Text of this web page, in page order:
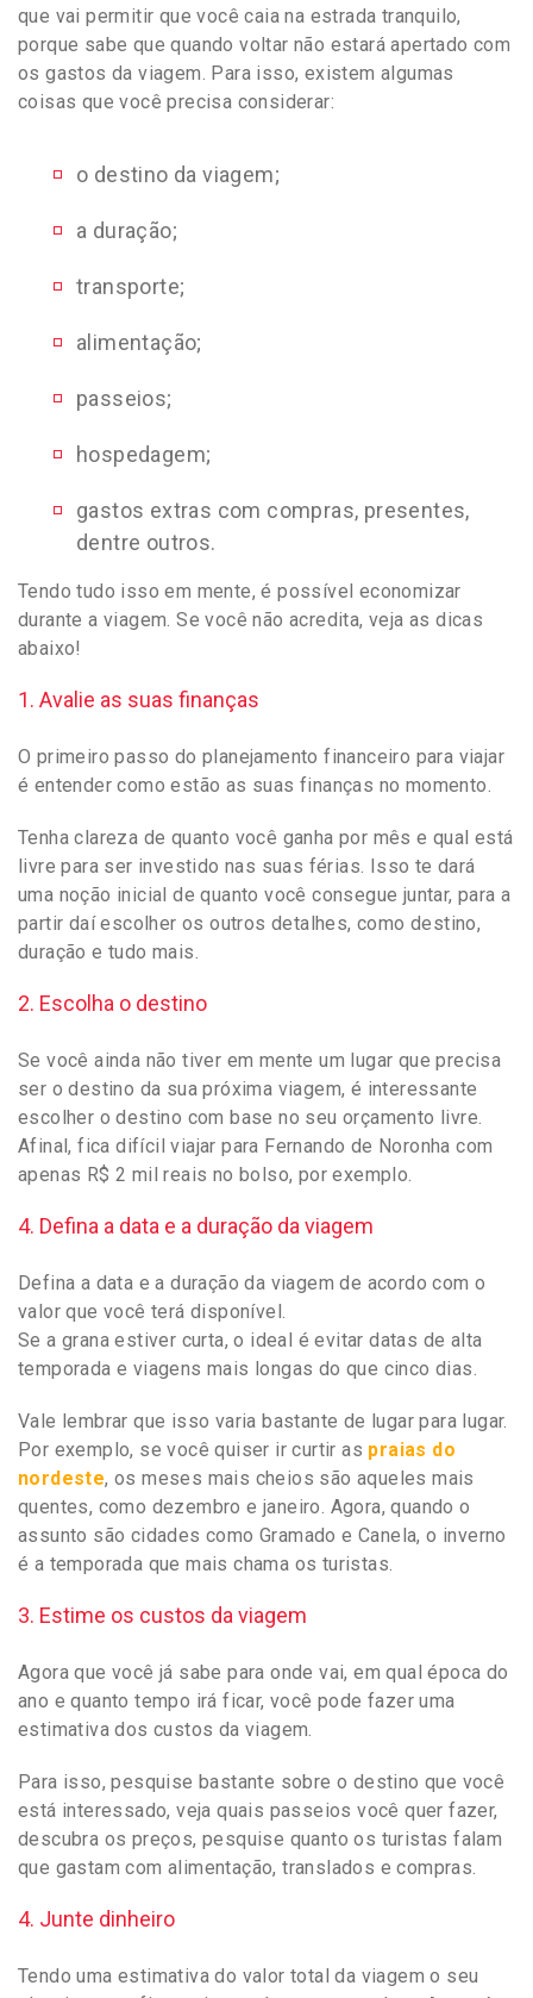
que vai permitir que você caia na estrada tranquilo,
porque sabe que quando voltar não estará apertado com
os gastos da viagem. Para isso, existem algumas
coisas que você precisa considerar:
o destino da viagem;
a duração;
transporte;
alimentação;
passeios;
hospedagem;
gastos extras com compras, presentes,
dentre outros.
Tendo tudo isso em mente, é possível economizar
durante a viagem. Se você não acredita, veja as dicas
abaixo!
1. Avalie as suas finanças
O primeiro passo do planejamento financeiro para viajar
é entender como estão as suas finanças no momento.
Tenha clareza de quanto você ganha por mês e qual está
livre para ser investido nas suas férias. Isso te dará
uma noção inicial de quanto você consegue juntar, para a
partir daí escolher os outros detalhes, como destino,
duração e tudo mais.
2. Escolha o destino
Se você ainda não tiver em mente um lugar que precisa
ser o destino da sua próxima viagem, é interessante
escolher o destino com base no seu orçamento livre.
Afinal, fica difícil viajar para Fernando de Noronha com
apenas R$ 2 mil reais no bolso, por exemplo.
4. Defina a data e a duração da viagem
Defina a data e a duração da viagem de acordo com o
valor que você terá disponível.
Se a grana estiver curta, o ideal é evitar datas de alta
temporada e viagens mais longas do que cinco dias.
Vale lembrar que isso varia bastante de lugar para lugar.
Por exemplo, se você quiser ir curtir as praias do
nordeste, os meses mais cheios são aqueles mais
quentes, como dezembro e janeiro. Agora, quando o
assunto são cidades como Gramado e Canela, o inverno
é a temporada que mais chama os turistas.
3. Estime os custos da viagem
Agora que você já sabe para onde vai, em qual época do
ano e quanto tempo irá ficar, você pode fazer uma
estimativa dos custos da viagem.
Para isso, pesquise bastante sobre o destino que você
está interessado, veja quais passeios você quer fazer,
descubra os preços, pesquise quanto os turistas falam
que gastam com alimentação, translados e compras.
4. Junte dinheiro
Tendo uma estimativa do valor total da viagem o seu